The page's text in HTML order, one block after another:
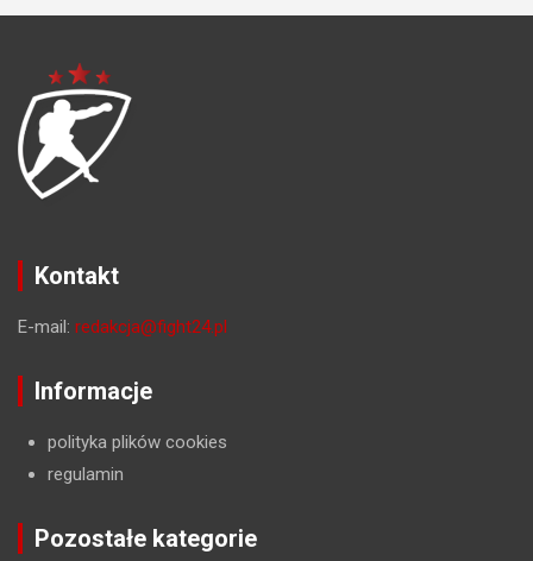
Kontakt
E-mail: redakcja@fight24.pl
Informacje
polityka plików cookies
regulamin
Pozostałe kategorie